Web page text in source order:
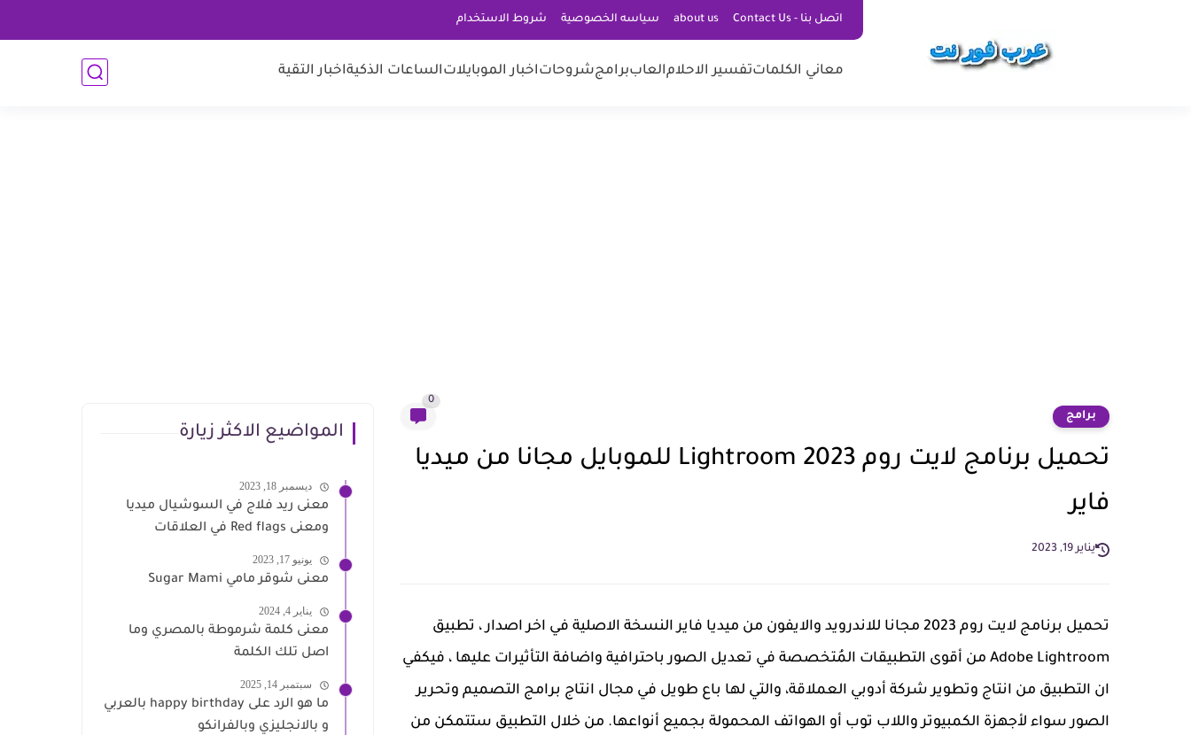
اتصل بنا - Contact Us about us سياسه الخصوصية شروط الاستخدام
معاني الكلماتتفسير الاحلامالعاببرامجشروحاتاخبار الموبايلاتالساعات الذكيةاخبار التقية
برامج
0
تحميل برنامج لايت روم 2023 Lightroom للموبايل مجانا من ميديا
فاير
يناير 19, 2023
تحميل برنامج لايت روم 2023 مجانا للاندرويد والايفون من ميديا فاير النسخة الاصلية في اخر اصدار ، تطبيق
Adobe Lightroom من أقوى التطبيقات المُتخصصة في تعديل الصور
باحترافية واضافة التأثيرات عليها ، فيكفي
ان التطبيق من انتاج وتطوير شركة أدوبي العملاقة، والتي لها باع طويل في مجال انتاج برامج التصميم وتحرير
الصور سواء لأجهزة الكمبيوتر واللاب توب أو الهواتف المحمولة بجميع أنواعها. من خلال التطبيق ستتمكن من
المواضيع الاكثر زيارة
ديسمبر 18, 2023
معنى ريد فلاج في السوشيال ميديا
ومعنى Red flags في العلاقات
يونيو 17, 2023
معنى شوقر مامي Sugar Mami
يناير 4, 2024
معنى كلمة شرموطة بالمصري وما
اصل تلك الكلمة
سبتمبر 14, 2025
ما هو الرد على happy birthday بالعربي
و بالانجليزي وبالفرانكو